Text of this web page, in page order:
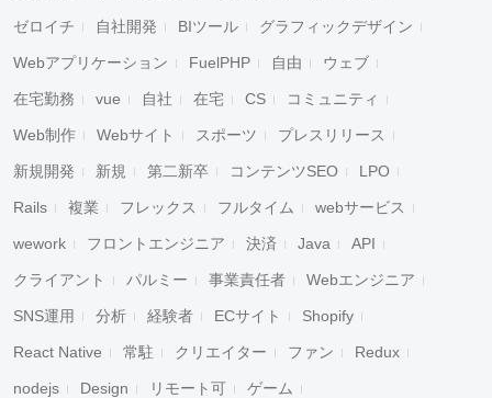
ゼロイチ 自社開発 BIツール グラフィックデザイン
Webアプリケーション FuelPHP 自由 ウェブ
在宅勤務 vue 自社 在宅 CS コミュニティ
Web制作 Webサイト スポーツ プレスリリース
新規開発 新規 第二新卒 コンテンツSEO LPO
Rails 複業 フレックス フルタイム webサービス
wework フロントエンジニア 決済 Java API
クライアント パルミー 事業責任者 Webエンジニア
SNS運用 分析 経験者 ECサイト Shopify
React Native 常駐 クリエイター ファン Redux
nodejs Design リモート可 ゲーム